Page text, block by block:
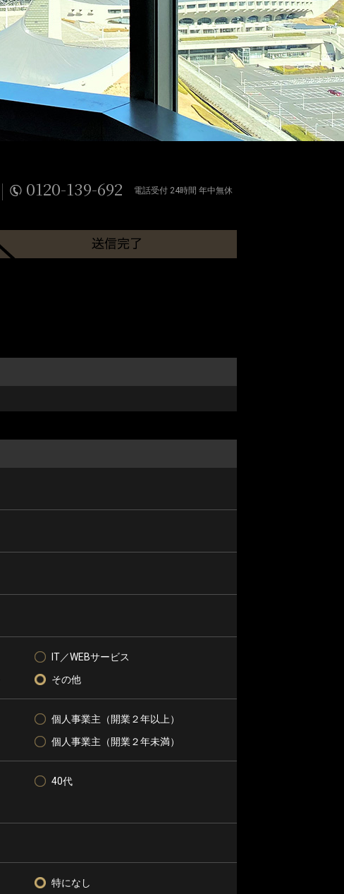
0120-139-692 電話受付 24時間 年中無休
IT／WEBサービス
その他
個人事業主（開業２年以上）
個人事業主（開業２年未満）
40代
特になし